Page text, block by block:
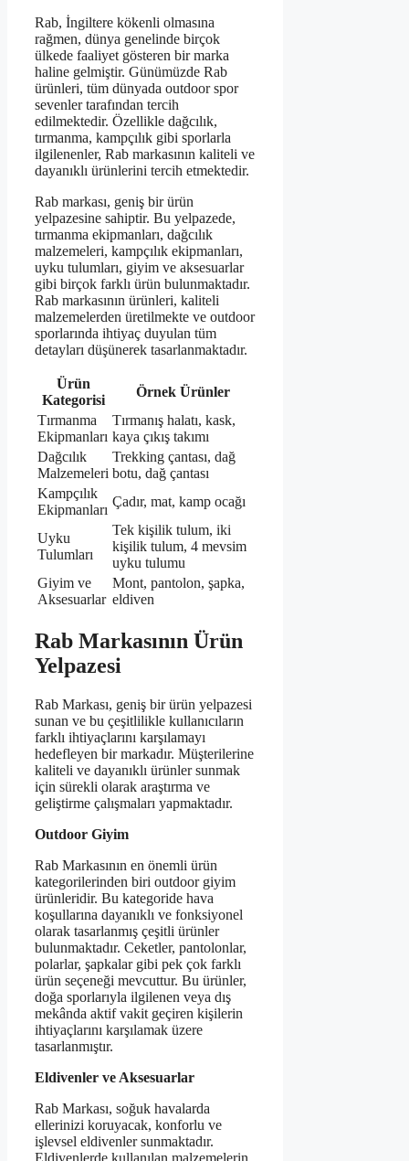
Rab, İngiltere kökenli olmasına
rağmen, dünya genelinde birçok
ülkede faaliyet gösteren bir marka
haline gelmiştir. Günümüzde Rab
ürünleri, tüm dünyada outdoor spor
sevenler tarafından tercih
edilmektedir. Özellikle dağcılık,
tırmanma, kampçılık gibi sporlarla
ilgilenenler, Rab markasının kaliteli ve
dayanıklı ürünlerini tercih etmektedir.
Rab markası, geniş bir ürün
yelpazesine sahiptir. Bu yelpazede,
tırmanma ekipmanları, dağcılık
malzemeleri, kampçılık ekipmanları,
uyku tulumları, giyim ve aksesuarlar
gibi birçok farklı ürün bulunmaktadır.
Rab markasının ürünleri, kaliteli
malzemelerden üretilmekte ve outdoor
sporlarında ihtiyaç duyulan tüm
detayları düşünerek tasarlanmaktadır.
Ürün
Kategorisi
Örnek Ürünler
Tırmanma
Ekipmanları
Tırmanış halatı, kask,
kaya çıkış takımı
Dağcılık
Malzemeleri
Trekking çantası, dağ
botu, dağ çantası
Kampçılık
Ekipmanları
Çadır, mat, kamp ocağı
Uyku
Tulumları
Tek kişilik tulum, iki
kişilik tulum, 4 mevsim
uyku tulumu
Giyim ve
Aksesuarlar
Mont, pantolon, şapka,
eldiven
Rab Markasının Ürün
Yelpazesi
Rab Markası, geniş bir ürün yelpazesi
sunan ve bu çeşitlilikle kullanıcıların
farklı ihtiyaçlarını karşılamayı
hedefleyen bir markadır. Müşterilerine
kaliteli ve dayanıklı ürünler sunmak
için sürekli olarak araştırma ve
geliştirme çalışmaları yapmaktadır.
Outdoor Giyim
Rab Markasının en önemli ürün
kategorilerinden biri outdoor giyim
ürünleridir. Bu kategoride hava
koşullarına dayanıklı ve fonksiyonel
olarak tasarlanmış çeşitli ürünler
bulunmaktadır. Ceketler, pantolonlar,
polarlar, şapkalar gibi pek çok farklı
ürün seçeneği mevcuttur. Bu ürünler,
doğa sporlarıyla ilgilenen veya dış
mekânda aktif vakit geçiren kişilerin
ihtiyaçlarını karşılamak üzere
tasarlanmıştır.
Eldivenler ve Aksesuarlar
Rab Markası, soğuk havalarda
ellerinizi koruyacak, konforlu ve
işlevsel eldivenler sunmaktadır.
Eldivenlerde kullanılan malzemelerin